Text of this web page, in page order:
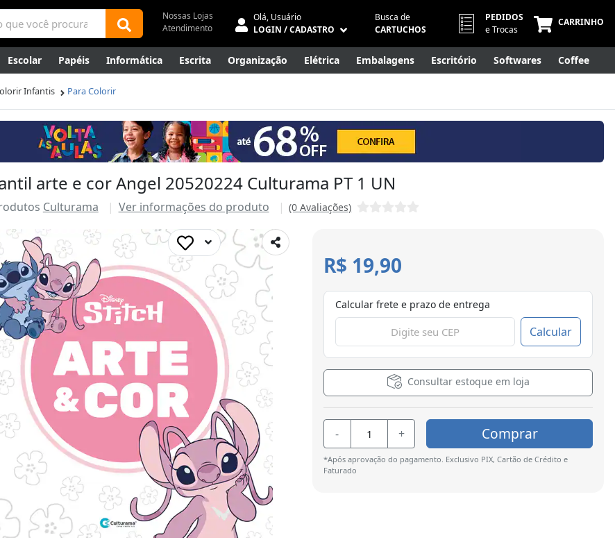
Nossas Lojas
Atendimento
Olá, Usuário
LOGIN / CADASTRO
Busca de
CARTUCHOS
PEDIDOS
e Trocas
CARRINHO
Escolar Papéis Informática Escrita Organização Elétrica Embalagens Escritório Softwares Coffee
Mídias Envelopes
Canetas Luxo
Outlet
Infantis Para Colorir
arte e cor Angel 20520224 Culturama PT 1 UN
Culturama Ver informações do produto (0 Avaliações)
R$ 19,90
Calcular frete e prazo de entrega
Calcular
Consultar estoque em loja
- + Comprar
*Após aprovação do pagamento. Exclusivo PIX, Cartão de Crédito e
Faturado